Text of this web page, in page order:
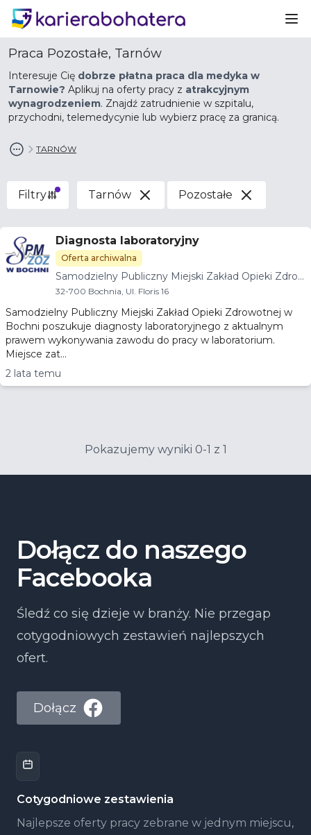
Praca Pozostałe, Tarnów
Interesuje Cię dobrze płatna praca dla medyka w
Tarnowie? Aplikuj na oferty pracy z atrakcyjnym
wynagrodzeniem. Znajdź zatrudnienie w szpitalu,
przychodni, telemedycynie lub wybierz pracę za granicą.
TARNÓW
Filtry Tarnów Pozostałe
Diagnosta laboratoryjny
Oferta archiwalna
Samodzielny Publiczny Miejski Zakład Opieki Zdro
wotnej w Bochni
32-700 Bochnia, Ul. Floris 16
Samodzielny Publiczny Miejski Zakład Opieki Zdrowotnej w
Bochni poszukuje diagnosty laboratoryjnego z aktualnym
prawem wykonywania zawodu do pracy w laboratorium.
Miejsce zat...
2 lata temu
Pokazujemy wyniki 0-1 z 1
Dołącz do naszego
Facebooka
Śledź co się dzieje w branży. Nie przegap
cotygodniowych zestawień najlepszych
ofert.
Dołącz
Cotygodniowe zestawienia
Najlepsze oferty pracy zebrane w jednym miejscu,